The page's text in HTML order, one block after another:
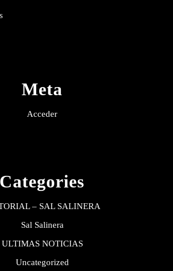
Meta
Acceder
Categories
– SAL SALINERA
Sal Salinera
ULTIMAS NOTICIAS
Uncategorized